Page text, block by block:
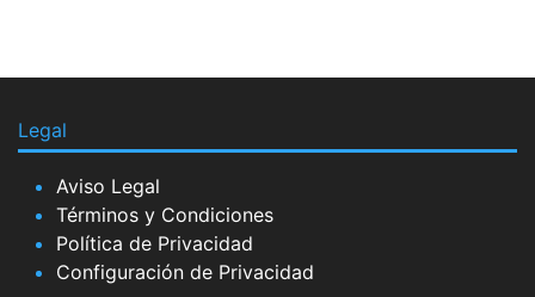
Legal
Aviso Legal
Términos y Condiciones
Política de Privacidad
Configuración de Privacidad